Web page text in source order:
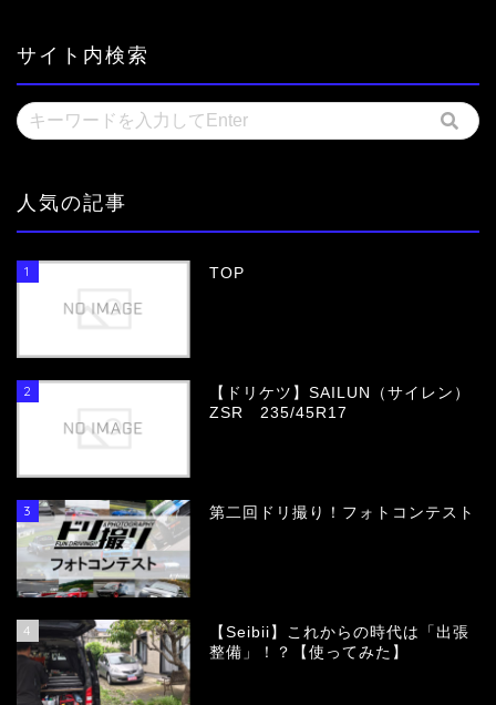
サイト内検索
人気の記事
1 TOP
2
【ドリケツ】SAILUN（サイレン）
ZSR 235/45R17
3 第二回ドリ撮り！フォトコンテスト
4
【Seibii】これからの時代は「出張
整備」！？【使ってみた】